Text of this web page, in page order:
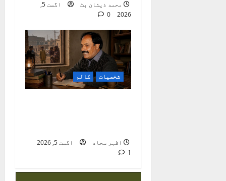
محمد ذیشان بٹ
اگست 5,
2026
0
شخصیات کالم
اظہر سجاد
اگست 5, 2026
1